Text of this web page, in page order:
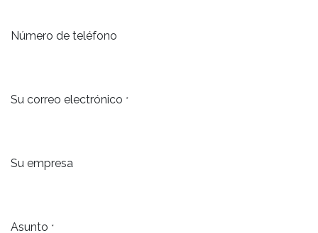
Número de teléfono
Su correo electrónico *
Su empresa
Asunto *